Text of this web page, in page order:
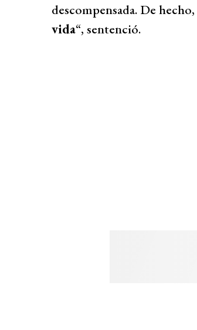
descompensada. De hecho,
vida“, sentenció.